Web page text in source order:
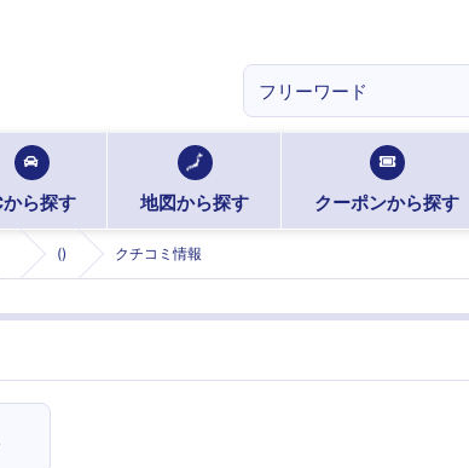
から探す 地図から探す クーポンから探す
() クチコミ情報